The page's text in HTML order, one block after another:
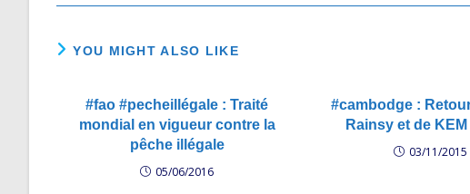
YOU MIGHT ALSO LIKE
#fao #pecheillégale : Traité
mondial en vigueur contre la
pêche illégale
05/06/2016
#cambodge :
Rainsy et de
03/11/2015